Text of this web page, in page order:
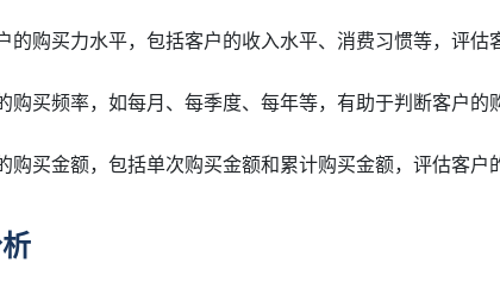
的购买力水平，包括客户的收入水平、消费习惯等，评估
购买频率，如每月、每季度、每年等，有助于判断客户的
购买金额，包括单次购买金额和累计购买金额，评估客户